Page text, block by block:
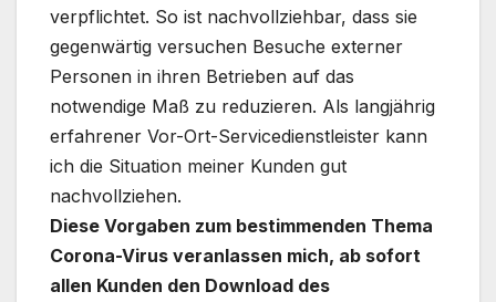
verpflichtet. So ist nachvollziehbar, dass sie
gegenwärtig versuchen Besuche externer
Personen in ihren Betrieben auf das
notwendige Maß zu reduzieren. Als langjährig
erfahrener Vor-Ort-Servicedienstleister kann
ich die Situation meiner Kunden gut
nachvollziehen.
Diese Vorgaben zum bestimmenden Thema
Corona-Virus veranlassen mich, ab sofort
allen Kunden den Download des